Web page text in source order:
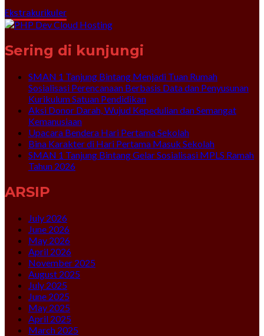
Ekstrakurikuler
Sering di kunjungi
SMAN 1 Tanjung Bintang Menjadi Tuan Rumah
Sosialisasi Perencanaan Berbasis Data dan Penyusunan
Kurikulum Satuan Pendidikan
Aksi Donor Darah, Wujud Kepedulian dan Semangat
Kemanusiaan
Upacara Bendera Hari Pertama Sekolah
Bina Karakter di Hari Pertama Masuk Sekolah
SMAN 1 Tanjung Bintang Gelar Sosialisasi MPLS Ramah
Tahun 2026
ARSIP
July 2026
June 2026
May 2026
April 2026
November 2025
August 2025
July 2025
June 2025
May 2025
April 2025
March 2025